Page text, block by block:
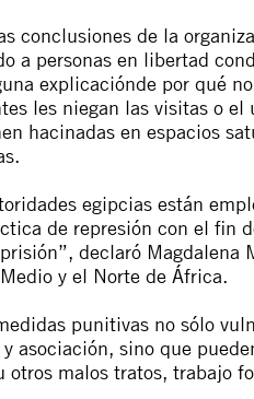
conclusiones de la
a personas en libertad con
explicaciónde por qué
les niegan las visitas o el
hacinadas en espacios
egipcias están
de represión con el fin
prisión”, declaró Magdalena
y el Norte de África.
punitivas no sólo
asociación, sino que
otros malos tratos, trabajo